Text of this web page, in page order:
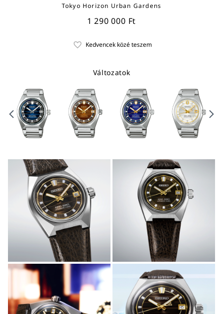
Tokyo Horizon Urban Gardens
1 290 000 Ft
Változatok